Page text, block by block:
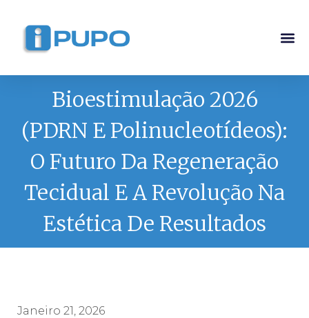
Bioestimulação 2026
(PDRN E Polinucleotídeos):
O Futuro Da Regeneração
Tecidual E A Revolução Na
Estética De Resultados
Janeiro 21, 2026